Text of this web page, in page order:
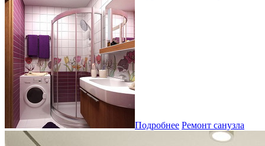
Подробнее Ремонт санузла